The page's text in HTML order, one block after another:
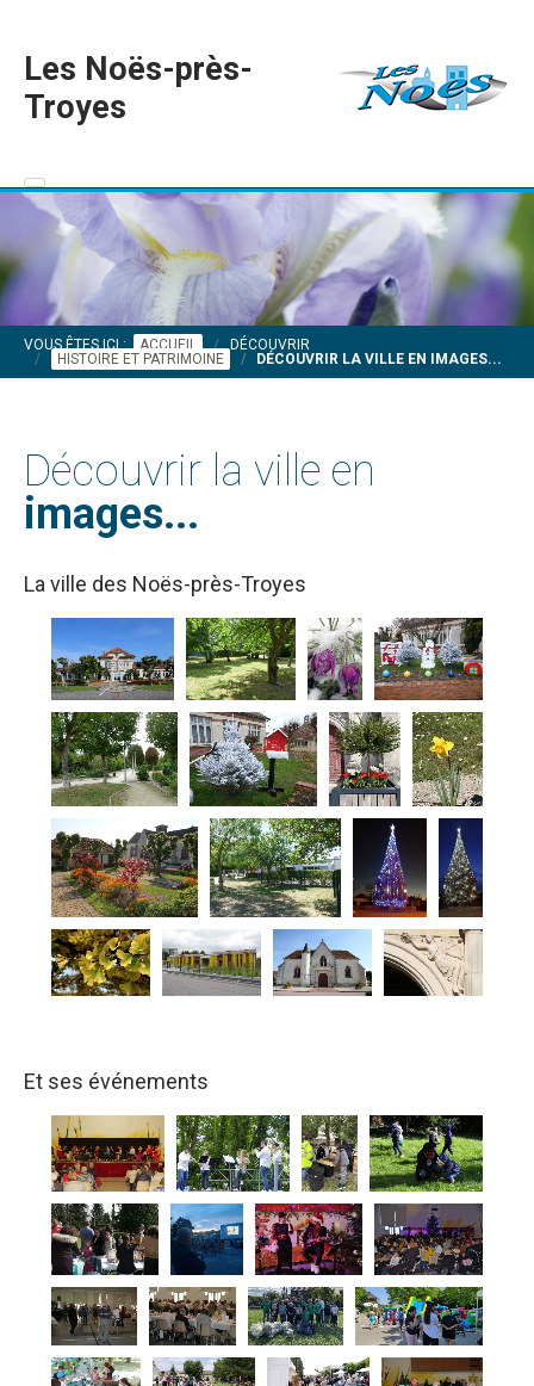
Les Noës-près-
Troyes
VOUS ÊTES ICI : ACCUEIL
DÉCOUVRIR
HISTOIRE ET PATRIMOINE
DÉCOUVRIR LA VILLE EN IMAGES...
Découvrir la ville en
images...
La ville des Noës-près-Troyes
Et ses événements